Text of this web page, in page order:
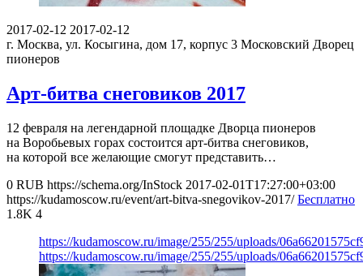
2017-02-12 2017-02-12
г. Москва, ул. Косыгина, дом 17, корпус 3 Московский Дворец
пионеров
Арт-битва снеговиков 2017
12 февраля на легендарной площадке Дворца пионеров
на Воробьевых горах состоится арт-битва снеговиков,
на которой все желающие смогут представить…
0 RUB https://schema.org/InStock 2017-02-01T17:27:00+03:00
https://kudamoscow.ru/event/art-bitva-snegovikov-2017/ Бесплатно
1.8K 4
https://kudamoscow.ru/image/255/255/uploads/
https://kudamoscow.ru/image/255/255/uploads/